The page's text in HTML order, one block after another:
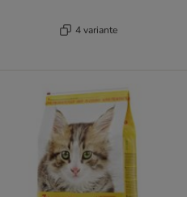
4 variante